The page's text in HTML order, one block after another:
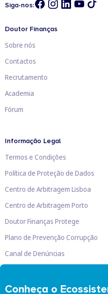
Conheça o
Siga-nos:
Doutor Finanças
Sobre nós
Contactos
Recrutamento
Academia
Fórum
Informação Legal
Termos e Condições
Política de Proteção de Dados
Centro de Arbitragem Lisboa
Centro de Arbitragem Porto
Doutor Finanças Protege
Plano de Prevenção Corrupção
Canal de Denúncias